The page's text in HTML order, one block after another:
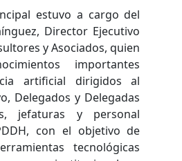
estuvo a cargo del
Director Ejecutivo
y Asociados, quien
importantes
artificial dirigidos al
Delegados y Delegadas
jefaturas y personal
con el objetivo de
tecnológicas